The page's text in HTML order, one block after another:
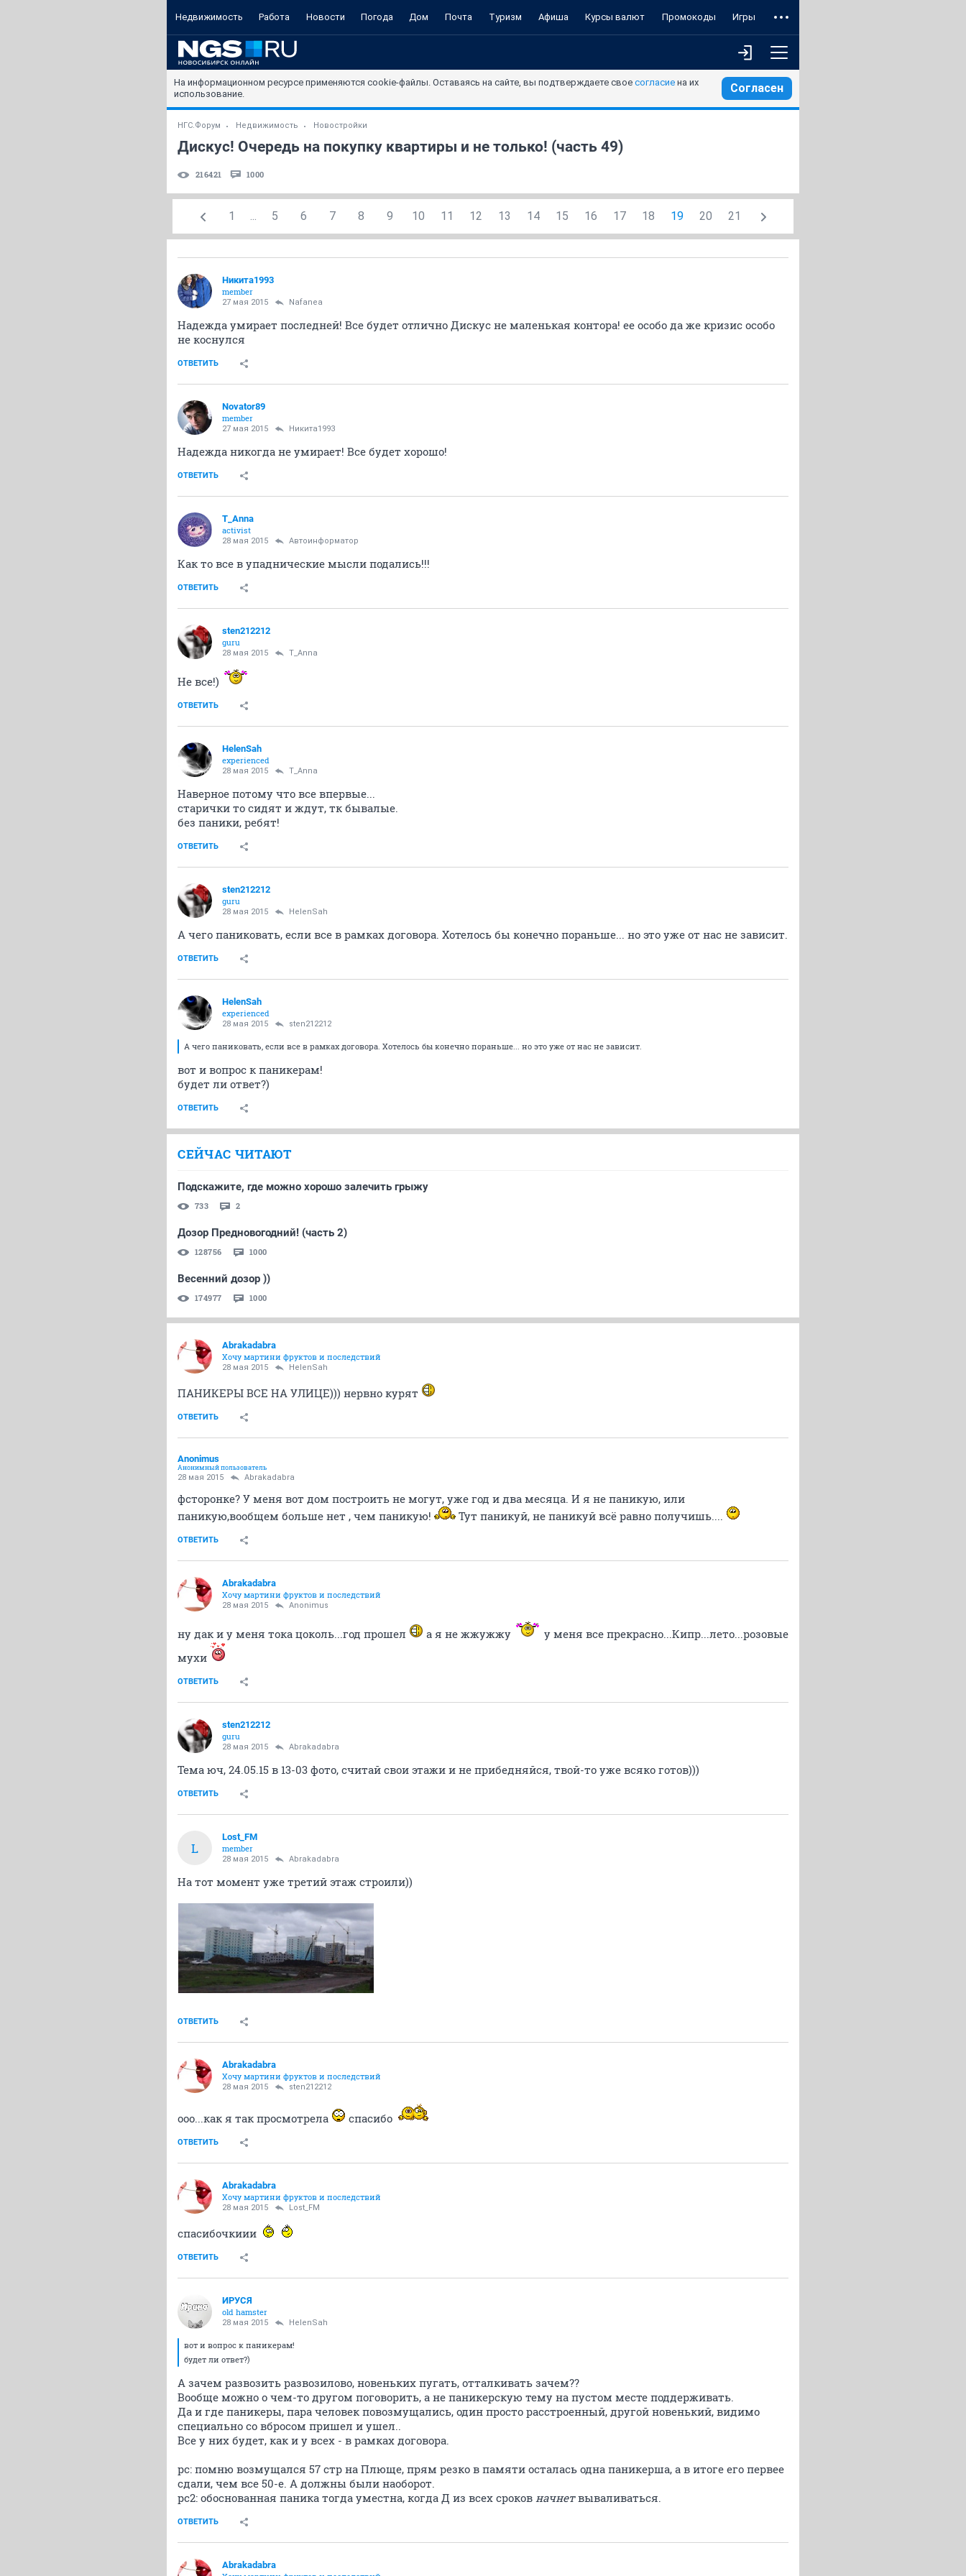
Недвижимость Работа Новости Погода Дом Почта Туризм Афиша Курсы валют Промокоды Игры
На информационном ресурсе применяются cookie-файлы. Оставаясь на сайте, вы подтверждаете свое согласие на их
использование.
Согласен
НГС.Форум Недвижимость Новостройки
Дискус! Очередь на покупку квартиры и не только! (часть 49)
216421 1000
1 ... 5 6 7 8 9 10 11 12 13 14 15 16 17 18 19 20 21
Никита1993
member
27 мая 2015 Nafanea
Надежда умирает последней! Все будет отлично Дискус не маленькая контора! ее особо да же кризис особо
не коснулся
ОТВЕТИТЬ
Novator89
member
27 мая 2015 Никита1993
Надежда никогда не умирает! Все будет хорошо!
ОТВЕТИТЬ
T_Anna
activist
28 мая 2015 Автоинформатор
Как то все в упаднические мысли подались!!!
ОТВЕТИТЬ
sten212212
guru
28 мая 2015 T_Anna
Не все!)
ОТВЕТИТЬ
HelenSah
experienced
28 мая 2015 T_Anna
Наверное потому что все впервые...
старички то сидят и ждут, тк бывалые.
без паники, ребят!
ОТВЕТИТЬ
sten212212
guru
28 мая 2015 HelenSah
А чего паниковать, если все в рамках договора. Хотелось бы конечно пораньше... но это уже от нас не зависит.
ОТВЕТИТЬ
HelenSah
experienced
28 мая 2015 sten212212
А чего паниковать, если все в рамках договора. Хотелось бы конечно пораньше... но это уже от нас не зависит.
вот и вопрос к паникерам!
будет ли ответ?)
ОТВЕТИТЬ
СЕЙЧАС ЧИТАЮТ
Подскажите, где можно хорошо залечить грыжу
733 2
Дозор Предновогодний! (часть 2)
128756 1000
Весенний дозор ))
174977 1000
Abrakadabra
Хочу мартини фруктов и последствий
28 мая 2015 HelenSah
ПАНИКЕРЫ ВСЕ НА УЛИЦЕ))) нервно курят
ОТВЕТИТЬ
Anоnimus
Анонимный пользователь
28 мая 2015 Abrakadabra
фсторонке? У меня вот дом построить не могут, уже год и два месяца. И я не паникую, или
паникую,вообщем больше нет , чем паникую!
Тут паникуй, не паникуй всё равно получишь....
ОТВЕТИТЬ
Abrakadabra
Хочу мартини фруктов и последствий
28 мая 2015 Anоnimus
ну дак и у меня тока цоколь...год прошел а я не жжужжу
у меня все прекрасно...Кипр...лето...розовые
мухи
ОТВЕТИТЬ
sten212212
guru
28 мая 2015 Abrakadabra
Тема юч, 24.05.15 в 13-03 фото, считай свои этажи и не прибедняйся, твой-то уже всяко готов)))
ОТВЕТИТЬ
L
Lost_FM
member
28 мая 2015 Abrakadabra
На тот момент уже третий этаж строили))
ОТВЕТИТЬ
Abrakadabra
Хочу мартини фруктов и последствий
28 мая 2015 sten212212
ооо...как я так просмотрела спасибо
ОТВЕТИТЬ
Abrakadabra
Хочу мартини фруктов и последствий
28 мая 2015 Lost_FM
спасибочкиии
ОТВЕТИТЬ
ИРУСЯ
old hamster
28 мая 2015 HelenSah
вот и вопрос к паникерам!
будет ли ответ?)
А зачем развозить развозилово, новеньких пугать, отталкивать зачем??
Вообще можно о чем-то другом поговорить, а не паникерскую тему на пустом месте поддерживать.
Да и где паникеры, пара человек повозмущались, один просто расстроенный, другой новенький, видимо
специально со вбросом пришел и ушел..
Все у них будет, как и у всех - в рамках договора.
рс: помню возмущался 57 стр на Плюще, прям резко в памяти осталась одна паникерша, а в итоге его первее
сдали, чем все 50-е. А должны были наоборот.
рс2: обоснованная паника тогда уместна, когда Д из всех сроков начнетвываливаться.
ОТВЕТИТЬ
Abrakadabra